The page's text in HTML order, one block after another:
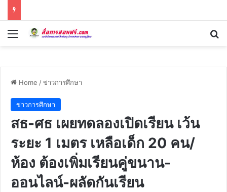
Menu
Home /ข่าวการศึกษา
ข่าวการศึกษา
สธ-ศธ เผยทดลองเปิดเรียน เว้น
ระยะ 1 เมตร เหลือเด็ก 20 คน/
ห้อง ต้องเพิ่มเรียนคู่ขนาน-
ออนไลน์-ผลัดกันเรียน